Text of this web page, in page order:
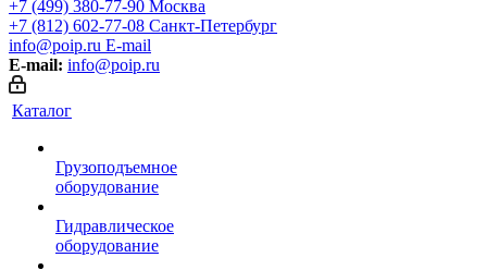
+7 (499) 380-77-90 Москва
+7 (812) 602-77-08 Санкт-Петербург
info@poip.ru E-mail
E-mail: info@poip.ru
Каталог
Грузоподъемное
оборудование
Гидравлическое
оборудование